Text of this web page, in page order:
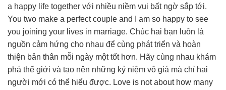
a happy life together với nhiều niềm vui bất ngờ sắp tới.
You two make a perfect couple and I am so happy to see
you joining your lives in marriage. Chúc hai bạn luôn là
nguồn cảm hứng cho nhau để cùng phát triển và hoàn
thiện bản thân mỗi ngày một tốt hơn. Hãy cùng nhau khám
phá thế giới và tạo nên những kỷ niệm vô giá mà chỉ hai
người mới có thể hiểu được. Love is not about how many